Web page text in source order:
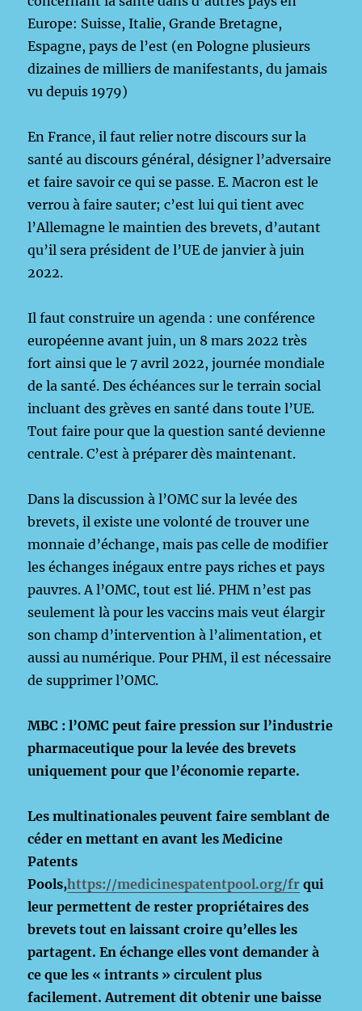
Europe: Suisse, Italie, Grande Bretagne,
Espagne, pays de l’est (en Pologne plusieurs
dizaines de milliers de manifestants, du jamais
vu depuis 1979)
En France, il faut relier notre discours sur la
santé au discours général, désigner l’adversaire
et faire savoir ce qui se passe. E. Macron est le
verrou à faire sauter; c’est lui qui tient avec
l’Allemagne le maintien des brevets, d’autant
qu’il sera président de l’UE de janvier à juin
2022.
Il faut construire un agenda : une conférence
européenne avant juin, un 8 mars 2022 très
fort ainsi que le 7 avril 2022, journée mondiale
de la santé. Des échéances sur le terrain social
incluant des grèves en santé dans toute l’UE.
Tout faire pour que la question santé devienne
centrale. C’est à préparer dès maintenant.
Dans la discussion à l’OMC sur la levée des
brevets, il existe une volonté de trouver une
monnaie d’échange, mais pas celle de modifier
les échanges inégaux entre pays riches et pays
pauvres. A l’OMC, tout est lié. PHM n’est pas
seulement là pour les vaccins mais veut élargir
son champ d’intervention à l’alimentation, et
aussi au numérique. Pour PHM, il est nécessaire
de supprimer l’OMC.
MBC : l’OMC peut faire pression sur l’industrie
pharmaceutique pour la levée des brevets
uniquement pour que l’économie reparte.
Les multinationales peuvent faire semblant de
céder en mettant en avant les Medicine
Patents
Pools,https://medicinespatentpool.org/fr qui
leur permettent de rester propriétaires des
brevets tout en laissant croire qu’elles les
partagent. En échange elles vont demander à
ce que les « intrants » circulent plus
facilement. Autrement dit obtenir une baisse